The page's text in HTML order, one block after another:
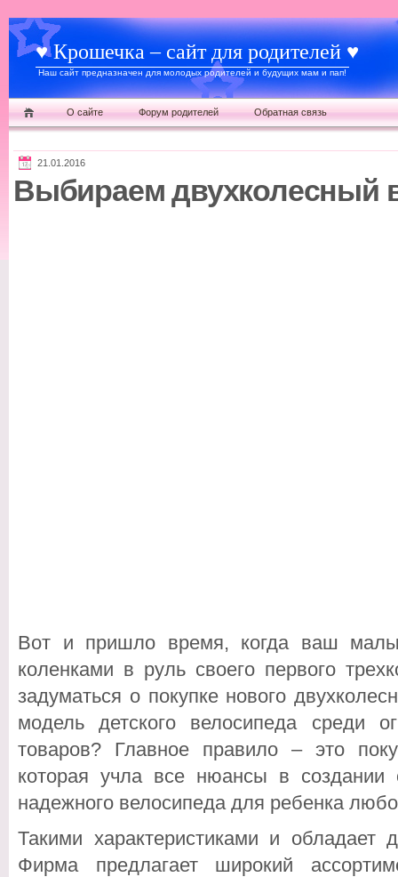
♥ Крошечка – сайт для родителей ♥
Наш сайт предназначен для молодых родителей и будущих мам и пап!
О сайте Форум родителей Обратная связь
21.01.2016
Выбираем двухколесный
Вот и пришло время, когда ваш
коленками в руль своего первого
задуматься о покупке нового
модель детского велосипеда среди
товаров? Главное правило – это
которая учла все нюансы в создании
надежного велосипеда для ребенка
Такими характеристиками и обладает
Фирма предлагает широкий